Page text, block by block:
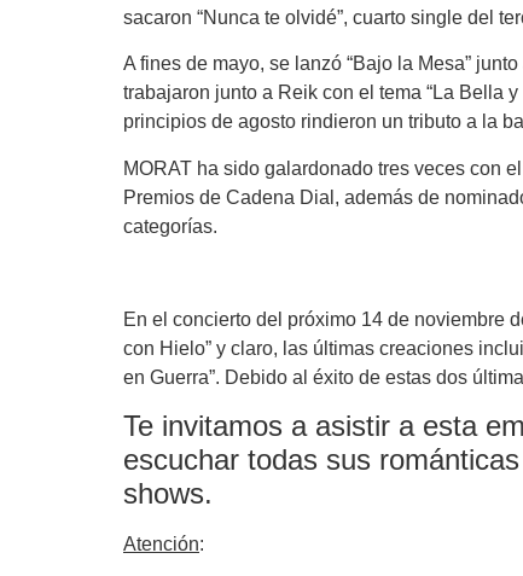
sacaron “Nunca te olvidé”, cuarto single del
A fines de mayo, se lanzó “Bajo la Mesa”
trabajaron junto a Reik con el tema “La Bella
principios de agosto rindieron un tributo a la
MORAT ha sido galardonado tres veces con
Premios de Cadena Dial, además de
categorías.
En el concierto del próximo 14 de noviembre
con Hielo” y claro, las últimas creaciones
en Guerra”. Debido al éxito de estas dos
Te invitamos a asistir a esta
escuchar todas sus
shows.
Atención: